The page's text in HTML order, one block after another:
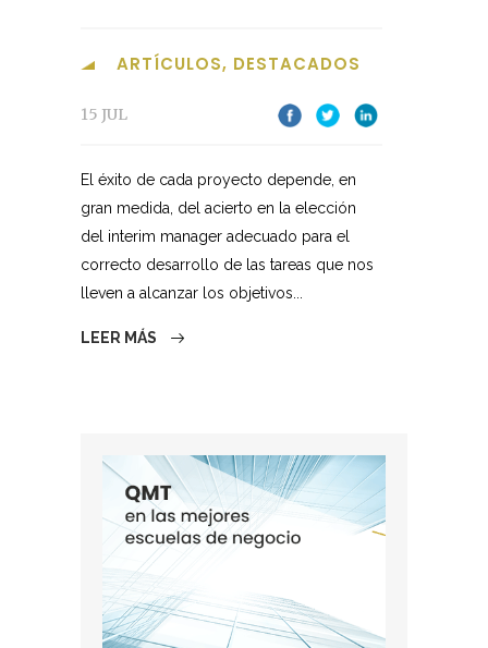
ARTÍCULOS, DESTACADOS
15 JUL
El éxito de cada proyecto depende, en
gran medida, del acierto en la elección
del interim manager adecuado para el
correcto desarrollo de las tareas que nos
lleven a alcanzar los objetivos...
LEER MÁS